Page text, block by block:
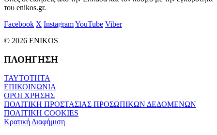
του enikos.gr.
Facebook X InstagramYouTube Viber
© 2026 ENIKOS
ΠΛΟΗΓΗΣΗ
ΤΑΥΤΟΤΗΤΑ
ΕΠΙΚΟΙΝΩΝΙΑ
ΟΡΟΙ ΧΡΗΣΗΣ
ΠΟΛΙΤΙΚΗ ΠΡΟΣΤΑΣΙΑΣ ΠΡΟΣΩΠΙΚΩΝ ΔΕΔΟΜΕΝΩΝ
ΠΟΛΙΤΙΚΗ COOKIES
Κρατική Διαφήμιση